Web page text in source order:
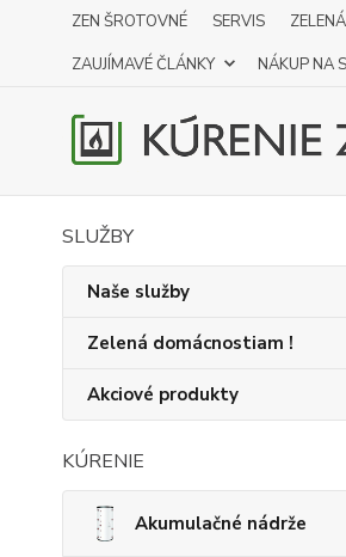
ZEN ŠROTOVNÉ SERVIS
ZAUJÍMAVÉ ČLÁNKY
NÁKUP NA
SLUŽBY
Naše služby
Zelená domácnostiam !
Akciové produkty
KÚRENIE
Akumulačné nádrže